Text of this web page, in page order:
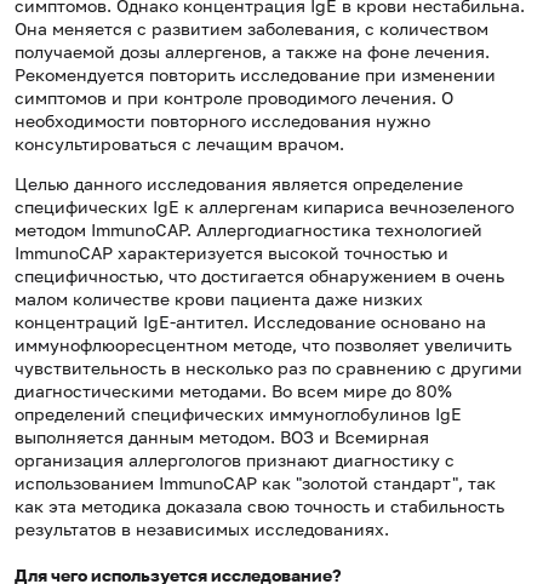
симптомов. Однако концентрация IgE в крови нестабильна.
Она меняется с развитием заболевания, с количеством
получаемой дозы аллергенов, а также на фоне лечения.
Рекомендуется повторить исследование при изменении
симптомов и при контроле проводимого лечения. О
необходимости повторного исследования нужно
консультироваться с лечащим врачом.
Целью данного исследования является определение
специфических IgE к аллергенам кипариса вечнозеленого
методом ImmunoCAP. Аллергодиагностика технологией
ImmunoCAP характеризуется высокой точностью и
специфичностью, что достигается обнаружением в очень
малом количестве крови пациента даже низких
концентраций IgE-антител. Исследование основано на
иммунофлюоресцентном методе, что позволяет увеличить
чувствительность в несколько раз по сравнению с другими
диагностическими методами. Во всем мире до 80%
определений специфических иммуноглобулинов IgE
выполняется данным методом. ВОЗ и Всемирная
организация аллергологов признают диагностику с
использованием ImmunoCAP как "золотой стандарт", так
как эта методика доказала свою точность и стабильность
результатов в независимых исследованиях.
Для чего используется исследование?